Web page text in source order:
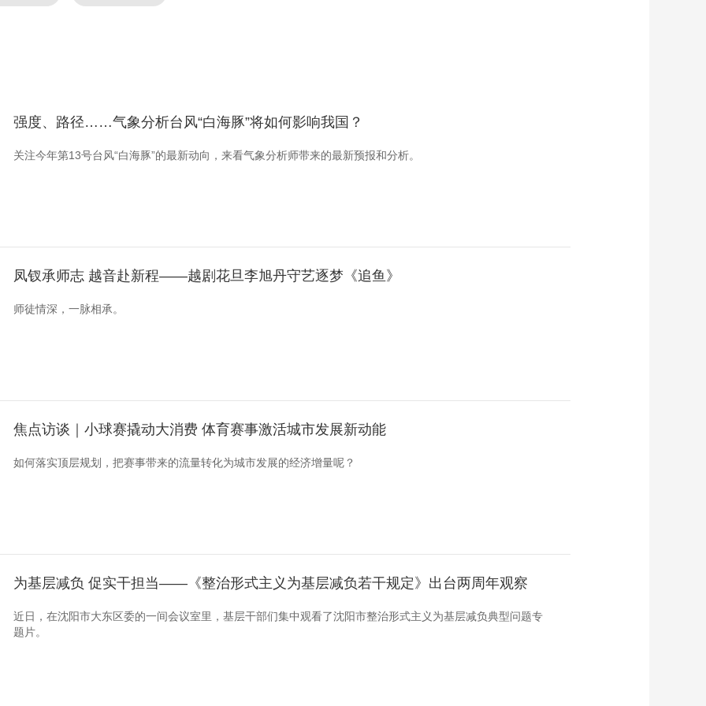
强度、路径……气象分析台风“白海豚”将如何影响我国？
关注今年第13号台风“白海豚”的最新动向，来看气象分析师带来的最新预报和分析。
凤钗承师志 越音赴新程——越剧花旦李旭丹守艺逐梦《追鱼》
师徒情深，一脉相承。
焦点访谈｜小球赛撬动大消费 体育赛事激活城市发展新动能
如何落实顶层规划，把赛事带来的流量转化为城市发展的经济增量呢？
为基层减负 促实干担当——《整治形式主义为基层减负若干规定》出台两周年观察
近日，在沈阳市大东区委的一间会议室里，基层干部们集中观看了沈阳市整治形式主义为基层减负典型问题专
题片。